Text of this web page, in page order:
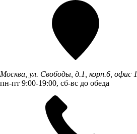
Москва, ул. Свободы, д.1, корп.6, офис 1
пн-пт 9:00-19:00, сб-вс до обеда